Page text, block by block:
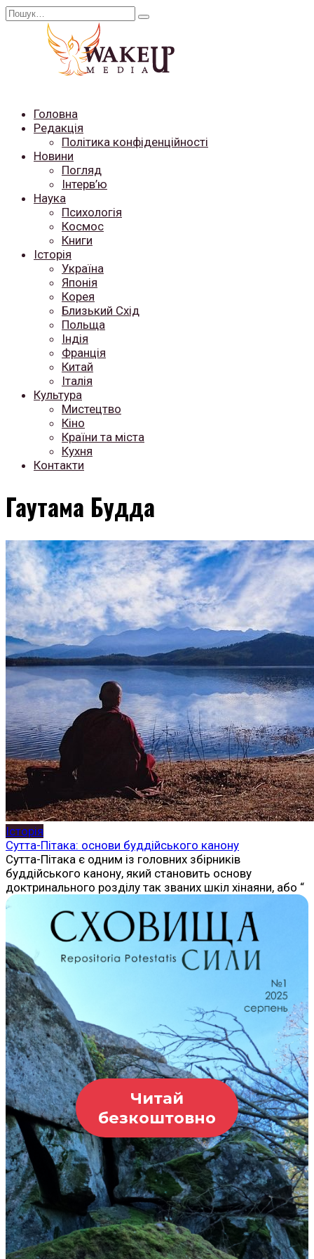
Перейти
Search
Головна
Редакція
Політика конфіденційності
Новини
Погляд
Інтерв’ю
Наука
Психологія
Космос
Книги
Історія
Україна
Японія
Корея
Близький Схід
Польща
Індія
Франція
Китай
Італія
Культура
Мистецтво
Кіно
Країни та міста
Кухня
Контакти
Гаутама Будда
Історія
Сутта-Пітака: основи буддійського канону
Сутта-Пітака є одним із головних збірників
буддійського канону, який становить основу
доктринального розділу так званих шкіл хінаяни, або “
Читай
безкоштовно